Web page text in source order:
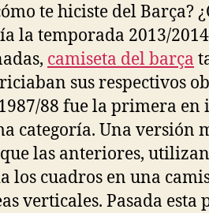
te hiciste del Barça?
la temporada 2013/
camiseta del barça
sus respectivos
88 fue la primera en
categoría. Una versión
las anteriores,
los cuadros en una
verticales. Pasada esta